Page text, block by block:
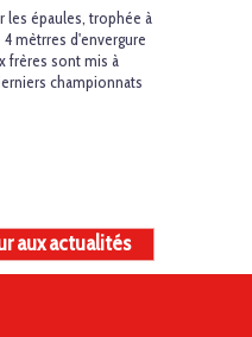
les épaules, trophée à
mètrres d'envergure
frères sont mis à
championnats
aux actualités